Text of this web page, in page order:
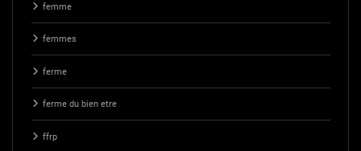
femme
femmes
ferme
ferme du bien etre
ffrp